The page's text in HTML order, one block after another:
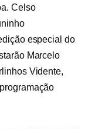
Celso
especial do
Marcelo
Vidente,